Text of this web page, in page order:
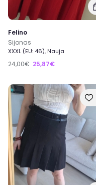
Felino
Sijonas
XXXL (EU: 46), Nauja
24,00€ 25,87€